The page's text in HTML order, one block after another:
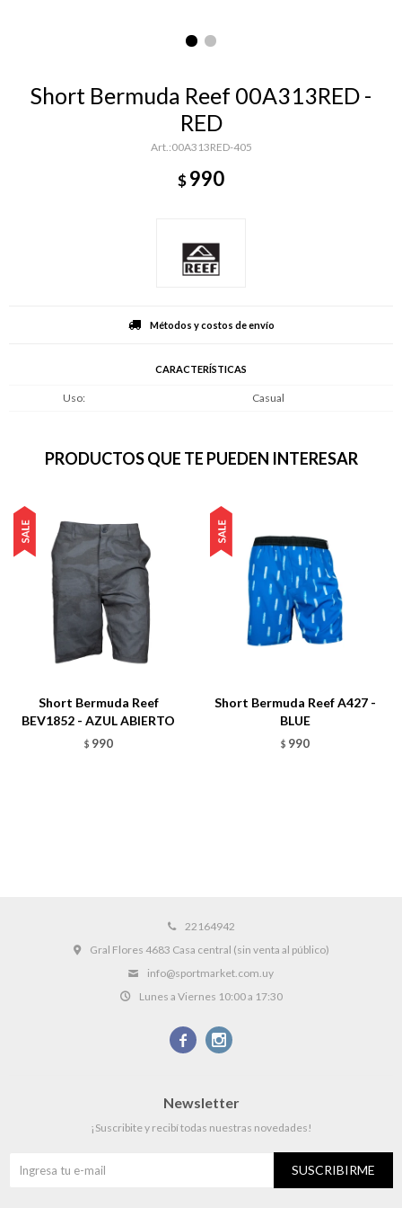
Short Bermuda Reef 00A313RED -
RED
00A313RED-405
$990
Métodos y costos de envío
CARACTERÍSTICAS
Uso Casual
PRODUCTOS QUE TE PUEDEN INTERESAR
Short Bermuda Reef
BEV1852 - AZUL ABIERTO
$ 990
Short Bermuda Reef A427 -
BLUE
$ 990
22164942
Gral Flores 4683 Casa central (sin venta al público)
info@sportmarket.com.uy
Lunes a Viernes 10:00 a 17:30
 
Newsletter
¡Suscribite y recibí todas nuestras novedades!
SUSCRIBIRME